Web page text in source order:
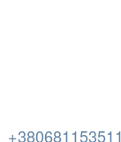
+380681153511